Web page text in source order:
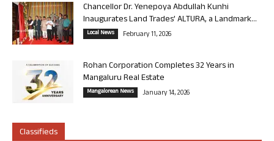
Chancellor Dr. Yenepoya Abdullah Kunhi
Inaugurates Land Trades’ ALTURA, a Landmark...
Local News February 11, 2026
Rohan Corporation Completes 32 Years in
Mangaluru Real Estate
Mangalorean News January 14, 2026
Classifieds